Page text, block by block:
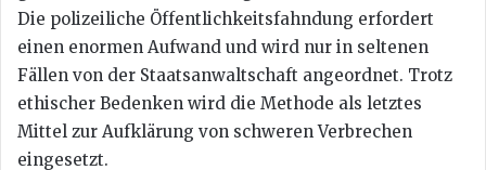
Die polizeiliche Öffentlichkeitsfahndung erfordert
einen enormen Aufwand und wird nur in seltenen
Fällen von der Staatsanwaltschaft angeordnet. Trotz
ethischer Bedenken wird die Methode als letztes
Mittel zur Aufklärung von schweren Verbrechen
eingesetzt.